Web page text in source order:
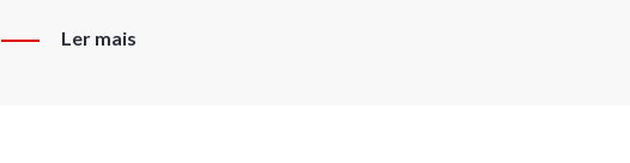
Ler mais